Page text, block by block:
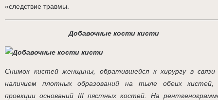
«следствие травмы.
Добавочные кости кисти
Снимок кистей женщины, обратившейся к хирургу в связи
наличием плотных образований на тыле обеих кистей,
проекции оснований III пястных костей. На